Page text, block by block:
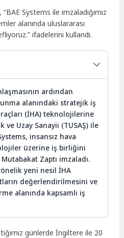
Systems ile imzaladığımız
alanında uluslararası
ifadelerini kullandı.
ardından
alanındaki stratejik iş
(İHA) teknolojilerine
ve Uzay Sanayii (TUSAŞ) ile
insansız hava
üzerine iş birliğini
Zaptı imzaladı.
yeni nesil İHA
değerlendirilmesini ve
alanında kapsamlı iş
günlerde İngiltere ile 20